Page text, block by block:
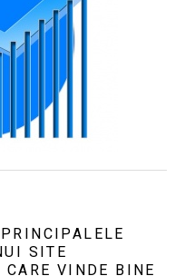
SITE
VINDE BINE